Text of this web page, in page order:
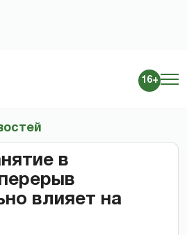
16+
в
влияет на